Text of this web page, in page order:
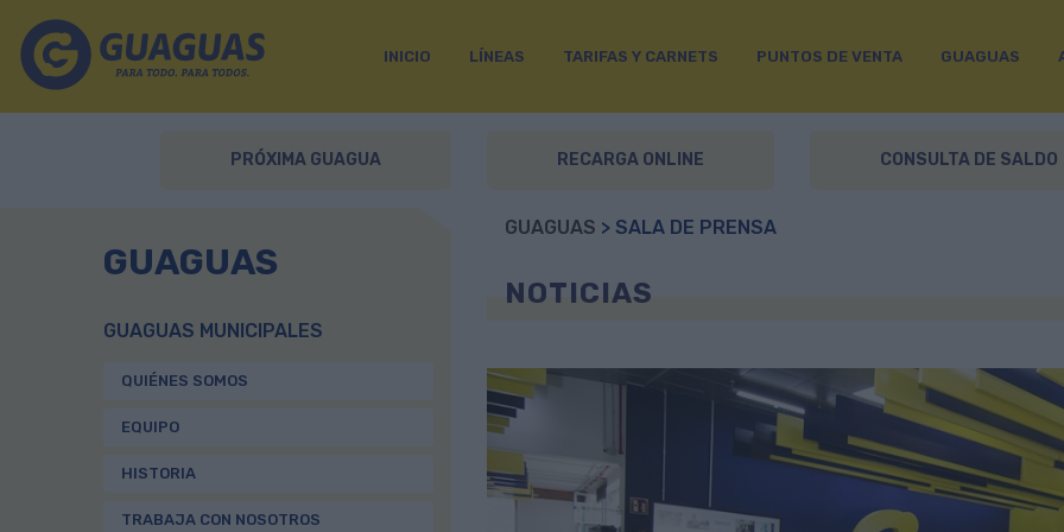
INICIO LÍNEAS TARIFAS Y CARNETS PUNTOS DE VENTA GUAGUAS
PRÓXIMA GUAGUA RECARGA ONLINE CONSULTA DE SALDO
GUAGUAS
GUAGUAS MUNICIPALES
QUIÉNES SOMOS
EQUIPO
HISTORIA
TRABAJA CON NOSOTROS
GUAGUAS > SALA DE PRENSA
NOTICIAS